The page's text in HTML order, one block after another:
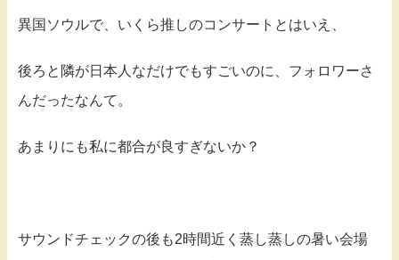
異国ソウルで、いくら推しのコンサートとはいえ、
後ろと隣が日本人なだけでもすごいのに、フォロワーさ
んだったなんて。
あまりにも私に都合が良すぎないか？
サウンドチェックの後も2時間近く蒸し蒸しの暑い会場